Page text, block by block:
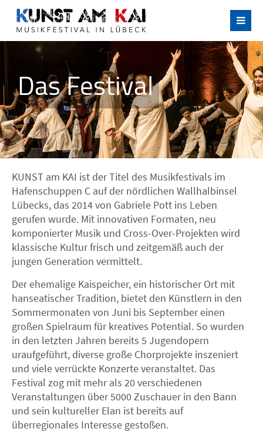
Das Festival
KUNST am KAI ist der Titel des Musikfestivals im
Hafenschuppen C auf der nördlichen Wallhalbinsel
Lübecks, das 2014 von Gabriele Pott ins Leben
gerufen wurde. Mit innovativen Formaten, neu
komponierter Musik und Cross-Over-Projekten wird
klassische Kultur frisch und zeitgemäß auch der
jungen Generation vermittelt.
Der ehemalige Kaispeicher, ein historischer Ort mit
hanseatischer Tradition, bietet den Künstlern in den
Sommermonaten von Juni bis September einen
großen Spielraum für kreatives Potential. So wurden
in den letzten Jahren bereits 5 Jugendopern
uraufgeführt, diverse große Chorprojekte inszeniert
und viele verrückte Konzerte veranstaltet. Das
Festival zog mit mehr als 20 verschiedenen
Veranstaltungen über 5000 Zuschauer in den Bann
und sein kultureller Elan ist bereits auf
überregionales Interesse gestoßen.